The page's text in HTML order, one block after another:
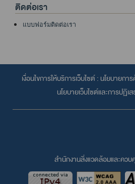
ติดต่อเรา
แบบฟอร์มติดต่อเรา
เงื่อนไขการให้บริการเว็บไซต์ : นโยบายกา
นโยบายเว็บไซต์และการปฏิ
สำนักงานสิ่งแวดล้อมและคว